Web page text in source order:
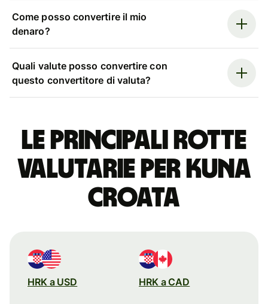
Come posso convertire il mio
denaro?
Quali valute posso convertire con
questo convertitore di valuta?
Le principali rotte
valutarie per kuna
croata
HRK a USD HRK a CAD